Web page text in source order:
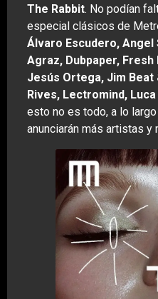
The Rabbit. No podían
especial clásicos de
Álvaro Escudero, Angel
Agraz, Dubpaper,
Jesús Ortega, Jim Beat
Rives, Lectromind,
esto no es todo, a lo
anunciarán más artistas